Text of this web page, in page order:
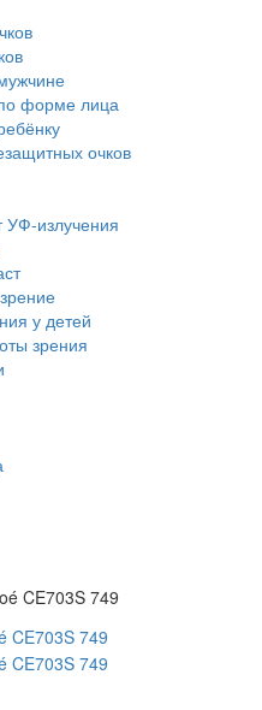
форме лица
очков
УФ-излучения
у детей
зрения
CE703S 749